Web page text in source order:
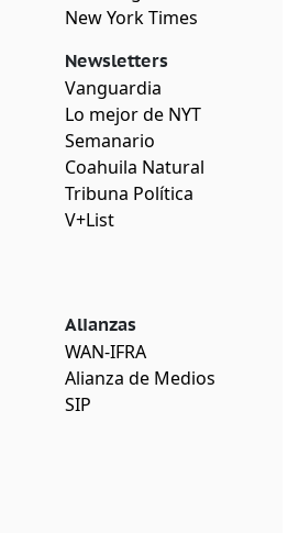
New York Times
Newsletters
Vanguardia
Lo mejor de NYT
Semanario
Coahuila Natural
Tribuna Política
V+List
Alianzas
WAN-IFRA
Alianza de Medios
SIP